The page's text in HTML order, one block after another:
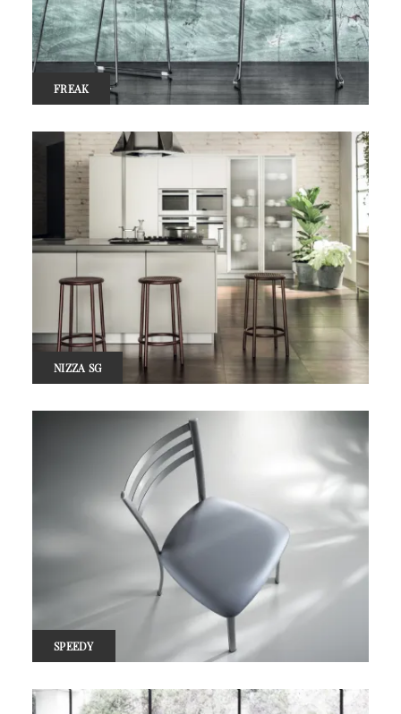
FREAK
NIZZA SG
SPEEDY